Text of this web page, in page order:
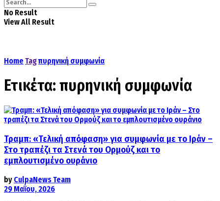
No Result
View All Result
Home Tagπυρηνική συμφωνία
Ετικέτα: πυρηνική συμφωνία
Τραμπ: «Τελική απόφαση» για συμφωνία με το Ιράν –
Στο τραπέζι τα Στενά του Ορμούζ και το
εμπλουτισμένο ουράνιο
by CulpaNews Team
29 Μαΐου, 2026